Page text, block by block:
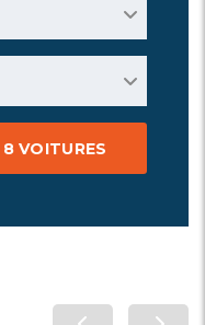
8 VOITURES